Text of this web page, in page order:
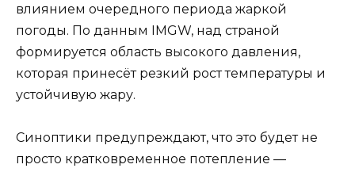
влиянием очередного периода жаркой
погоды. По данным IMGW, над страной
формируется область высокого давления,
которая принесёт резкий рост температуры и
устойчивую жару.
Синоптики предупреждают, что это будет не
просто кратковременное потепление —